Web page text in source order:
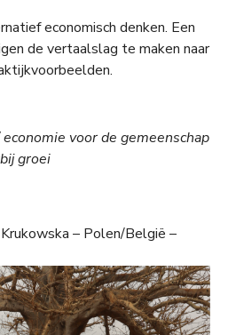
economisch denken. Een
de vertaalslag te maken naar
voor de gemeenschap
groei
– Polen/België –